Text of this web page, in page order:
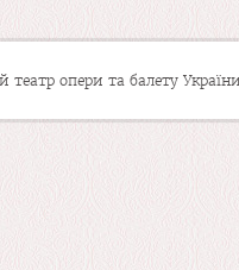
опери та балету